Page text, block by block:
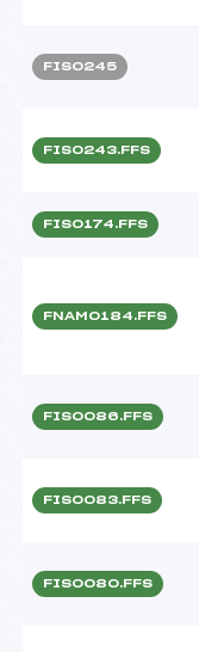
FIS0245
FIS0243.FFS
FIS0174.FFS
FNAM0184.FFS
FIS0086.FFS
FIS0083.FFS
FIS0080.FFS